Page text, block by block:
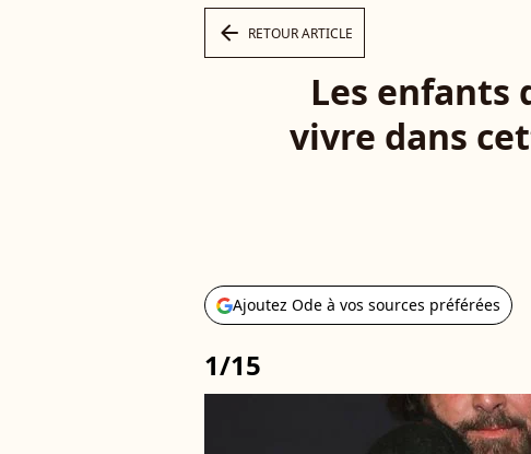
arrow_left RETOUR ARTICLE
Les enfants
vivre dans
Ajoutez Ode à vos sources préférées
1/15